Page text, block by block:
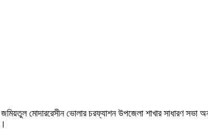
জমিয়তুল মোদাররেসীন ভোলার চরফ্যাশন উপজেলা শাখার সাধারণ